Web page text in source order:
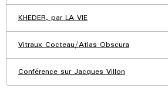
KHEDER, par LA VIE
Vitraux Cocteau/Atlas Obscura
Conférence sur Jacques Villon